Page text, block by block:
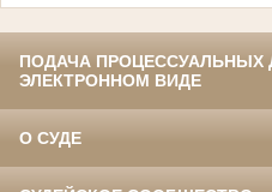
ПОДАЧА ПРОЦЕССУАЛЬНЫХ
ЭЛЕКТРОННОМ ВИДЕ
О СУДЕ